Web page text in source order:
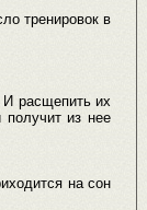
тренировок в
И расщепить их
из нее
на сон